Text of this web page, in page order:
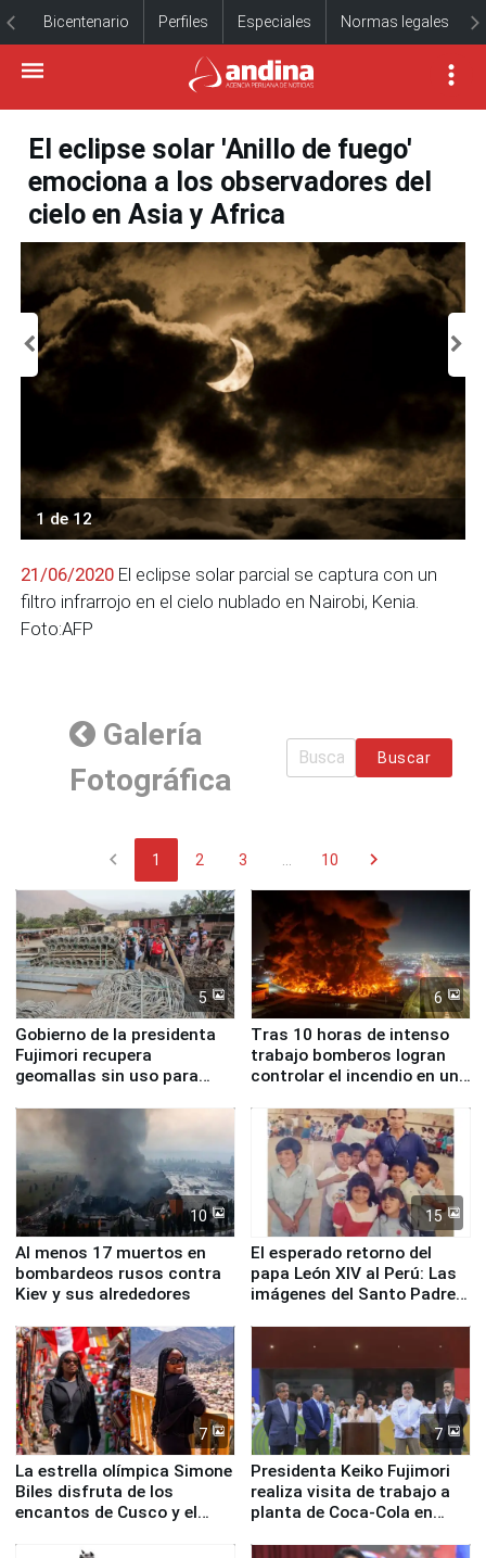
Bicentenario Perfiles Especiales Normas legales
El eclipse solar 'Anillo de fuego'
emociona a los observadores del
cielo en Asia y Africa
1 de 12
21/06/2020 El eclipse solar parcial se captura con un
filtro infrarrojo en el cielo nublado en Nairobi, Kenia.
Foto:AFP
Galería
Fotográfica
Buscar
chevron_left 1 2 3 10 chevron_right
5
Gobierno de la presidenta
Fujimori recupera
geomallas sin uso para
Fenómeno El Niño
6
Tras 10 horas de intenso
trabajo bomberos logran
controlar el incendio en una
de Chile
10
Al menos 17 muertos en
bombardeos rusos contra
Kiev y sus alrededores
15
El esperado retorno del
papa León XIV al Perú: Las
imágenes del Santo Padre
7
La estrella olímpica Simone
Biles disfruta de los
encantos de Cusco y el
7
Presidenta Keiko Fujimori
realiza visita de trabajo a
planta de Coca-Cola en